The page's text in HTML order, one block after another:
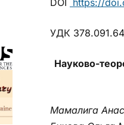
УДК
Науково-
Мамалига